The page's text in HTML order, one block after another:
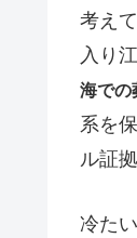
考え
入り
海での
系を
ル証
冷た